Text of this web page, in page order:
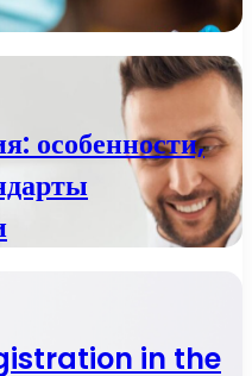
особенности,
in the